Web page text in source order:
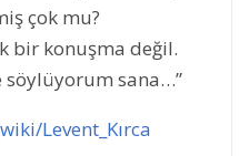
çok mu?
bir konuşma değil.
söylüyorum sana…”
Levent_Kırca